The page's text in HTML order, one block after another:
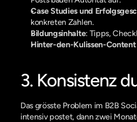
Case Studies und
konkreten Zahlen.
Bildungsinhalte: Tipps,
Hinter-den-Kulissen-
3. Konsistenz
Das grösste Problem im B2B
intensiv postet, dann zwei